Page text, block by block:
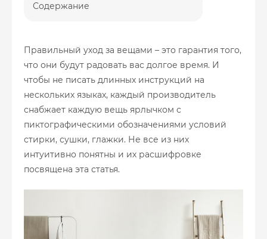
Содержание
Правильный уход за вещами – это гарантия того,
что они будут радовать вас долгое время. И
чтобы не писать длинных инструкций на
нескольких языках, каждый производитель
снабжает каждую вещь ярлычком с
пиктографическими обозначениями условий
стирки, сушки, глажки. Не все из них
интуитивно понятны и их расшифровке
посвящена эта статья.